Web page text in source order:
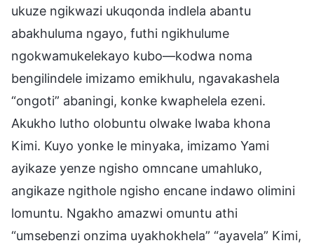
ukuze ngikwazi ukuqonda indlela abantu
abakhuluma ngayo, futhi ngikhulume
ngokwamukelekayo kubo—kodwa noma
bengilindele imizamo emikhulu, ngavakashela
“ongoti” abaningi, konke kwaphelela ezeni.
Akukho lutho olobuntu olwake lwaba khona
Kimi. Kuyo yonke le minyaka, imizamo Yami
ayikaze yenze ngisho omncane umahluko,
angikaze ngithole ngisho encane indawo olimini
lomuntu. Ngakho amazwi omuntu athi
“umsebenzi onzima uyakhokhela” “ayavela” Kimi,